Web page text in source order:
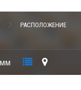
РАСПОЛОЖЕНИЕ